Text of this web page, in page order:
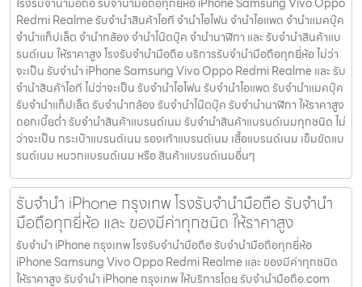
Redmi Realme รับจำนำสินค้าไอที จำนำไอโฟน จำนำไอแพด จำนำแมคบุ๊ค
จำนำแท็ปเล็ต จำนำกล้อง จำนำโน๊ตบุ๊ค จำนำนาฬิกา และ รับจำนำสินค้าแบ
รนด์เนม ให้ราคาสูง โรงรับจำนำมือถือ บริการรับจำนำมือถือทุกยี่ห้อ ไม่ว่า
จะเป็น รับจำนำ iPhone Samsung Vivo Oppo Redmi Realme และ รับ
จำนำสินค้าไอที ไม่ว่าจะเป็น รับจำนำไอโฟน รับจำนำไอแพด รับจำนำแมคบุ๊ค
รับจำนำแท็ปเล็ต รับจำนำกล้อง รับจำนำโน๊ตบุ๊ค รับจำนำนาฬิกา ให้ราคาสูง
ดอกเบี้ยต่ำ รับจำนำสินค้าแบรนด์เนม รับจำนำสินค้าแบรนด์เนมทุกชนิด ไม่
ว่าจะเป็น กระเป๋าแบรนด์เนม รองเท้าแบรนด์เนม เสื้อแบรนด์เนม เข็มขัดแบ
รนด์เนม หมวกแบรนด์เนม หรือ สินค้าแบรนด์เนมอื่นๆ
รับจำนำ iPhone กรุงเทพ โรงรับจำนำมือถือ รับจำนำ
มือถือทุกยี่ห้อ และ ของมีค่าทุกชนิด ให้ราคาสูง
รับจำนำ iPhone กรุงเทพ โรงรับจำนำมือถือ รับจำนำมือถือทุกยี่ห้อ
iPhone Samsung Vivo Oppo Redmi Realme และ ของมีค่าทุกชนิด
ให้ราคาสูง รับจำนำ iPhone กรุงเทพ ให้บริการโดย รับจํานํามือถือ.com